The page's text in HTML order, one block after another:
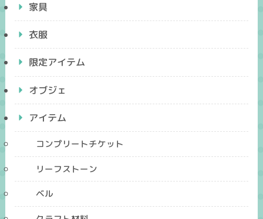
家具
衣服
限定アイテム
オブジェ
アイテム
コンプリートチケット
リーフストーン
ベル